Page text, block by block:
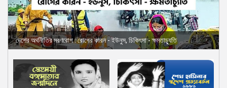
দেশের অর্থনীতির মরণরোগ : রোগের কারন - ইউনুস, চিকিৎসা - ক্ষমতাচ্যুতি